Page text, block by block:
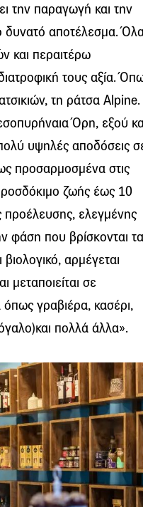
την παραγωγή και την
δυνατό αποτέλεσμα.
και περαιτέρω
τους αξία.
τη ράτσα Αlpine.
Όρη, εξού
υψηλές αποδόσεις
προσαρμοσμένα στις
ζωής έως 10
προέλευσης, ελεγμένης
φάση που βρίσκονται τα
αρμέγεται
μεταποιείται σε
όπως γραβιέρα, κασέρι,
πολλά άλλα».